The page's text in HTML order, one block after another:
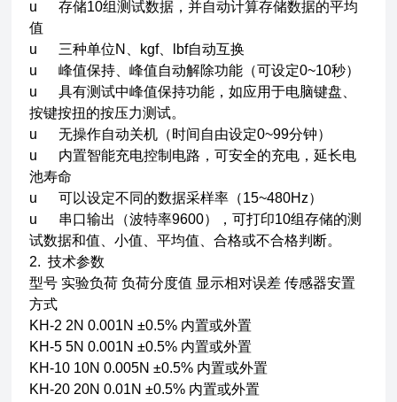
u 存储10组测试数据，并自动计算存储数据的平均
值
u 三种单位N、kgf、lbf自动互换
u 峰值保持、峰值自动解除功能（可设定0~10秒）
u 具有测试中峰值保持功能，如应用于电脑键盘、
按键按扭的按压力测试。
u 无操作自动关机（时间自由设定0~99分钟）
u 内置智能充电控制电路，可安全的充电，延长电
池寿命
u 可以设定不同的数据采样率（15~480Hz）
u 串口输出（波特率9600），可打印10组存储的测
试数据和值、小值、平均值、合格或不合格判断。
2. 技术参数
型号 实验负荷 负荷分度值 显示相对误差 传感器安置
方式
KH-2 2N 0.001N ±0.5% 内置或外置
KH-5 5N 0.001N ±0.5% 内置或外置
KH-10 10N 0.005N ±0.5% 内置或外置
KH-20 20N 0.01N ±0.5% 内置或外置